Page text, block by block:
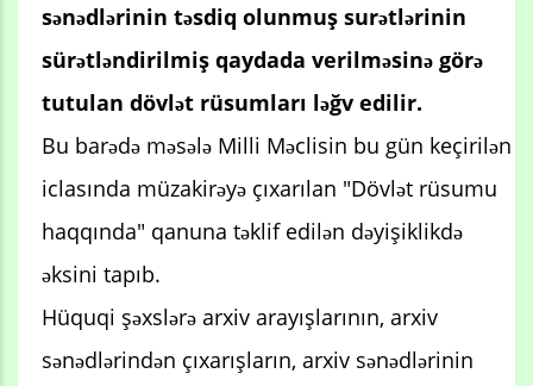
sənədlərinin təsdiq olunmuş surətlərinin
sürətləndirilmiş qaydada verilməsinə görə
tutulan dövlət rüsumları ləğv edilir.
Bu barədə məsələ Milli Məclisin bu gün keçirilən
iclasında müzakirəyə çıxarılan "Dövlət rüsumu
haqqında" qanuna təklif edilən dəyişiklikdə
əksini tapıb.
Hüquqi şəxslərə arxiv arayışlarının, arxiv
sənədlərindən çıxarışların, arxiv sənədlərinin